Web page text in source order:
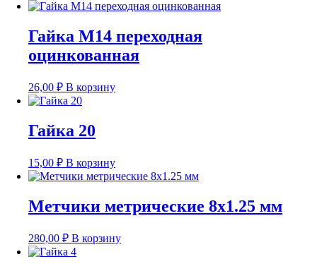
Гайка М14 переходная
оцинкованная
26,00 ₽ В корзину
Гайка 20
15,00 ₽ В корзину
Метчики метрические 8х1.25 мм
280,00 ₽ В корзину